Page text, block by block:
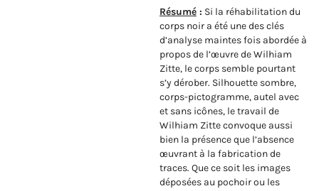
Résumé : Si la réhabilitation du
corps noir a été une des clés
d’analyse maintes fois abordée à
propos de l’œuvre de Wilhiam
Zitte, le corps semble pourtant
s’y dérober. Silhouette sombre,
corps-pictogramme, autel avec
et sans icônes, le travail de
Wilhiam Zitte convoque aussi
bien la présence que l’absence
œuvrant à la fabrication de
traces. Que ce soit les images
déposées au pochoir ou les